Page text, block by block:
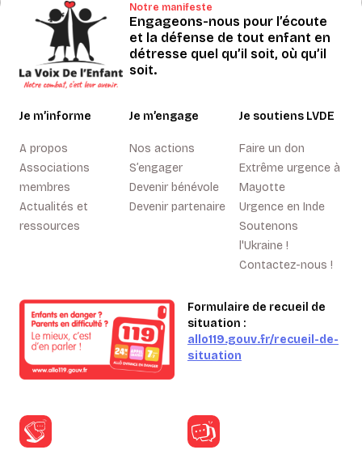
Notre manifeste
Engageons-nous pour l’écoute
et la défense de tout enfant en
détresse quel qu’il soit, où qu’il
soit.
Je m’informe
A propos
Associations
membres
Actualités et
ressources
Je m’engage
Nos actions
S’engager
Devenir bénévole
Devenir partenaire
Je soutiens LVDE
Faire un don
Extrême urgence à
Mayotte
Urgence en Inde
Soutenons
l'Ukraine !
Contactez-nous !
Formulaire de recueil de
situation :
allo119.gouv.fr/recueil-de-
situation